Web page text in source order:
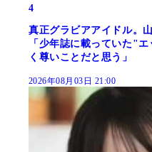
4
真正グラビアアイドル。
「少年誌に載っていた"
く尊いことだと思う」
2026年08月03日 21:00